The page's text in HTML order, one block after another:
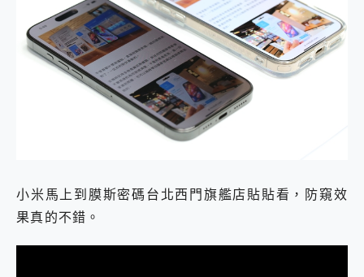
小米馬上到膜斯密碼台北西門旗艦店貼貼看，防窺效
果真的不錯。